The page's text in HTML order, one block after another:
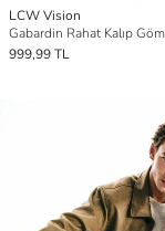
LCW Vision
999,99 TL